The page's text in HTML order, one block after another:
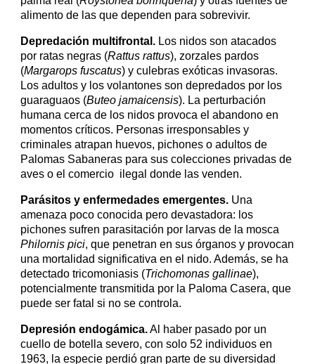
alimento de las que dependen para sobrevivir.
Depredación multifrontal. Los nidos son atacados
por ratas negras (Rattus rattus), zorzales pardos
(Margarops fuscatus) y culebras exóticas invasoras.
Los adultos y los volantones son depredados por los
guaraguaos (Buteo jamaicensis). La perturbación
humana cerca de los nidos provoca el abandono en
momentos críticos. Personas irresponsables y
criminales atrapan huevos, pichones o adultos de
Palomas Sabaneras para sus colecciones privadas de
aves o el comercio ilegal donde las venden.
Parásitos y enfermedades emergentes. Una
amenaza poco conocida pero devastadora: los
pichones sufren parasitación por larvas de la mosca
Philornis pici, que penetran en sus órganos y provocan
una mortalidad significativa en el nido. Además, se ha
detectado tricomoniasis (Trichomonas gallinae),
potencialmente transmitida por la Paloma Casera, que
puede ser fatal si no se controla.
Depresión endogámica.Al haber pasado por un
cuello de botella severo, con solo 52 individuos en
1963, la especie perdió gran parte de su diversidad